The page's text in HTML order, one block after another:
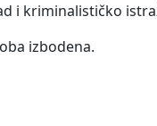
i kriminalističko
izbodena.